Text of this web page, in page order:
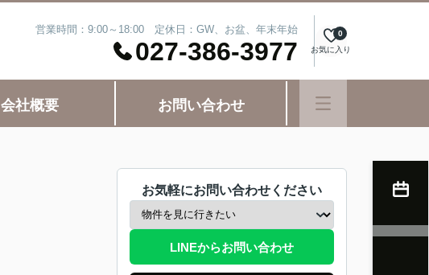
営業時間：9:00～18:00 定休日：GW、お盆、年末年始
027-386-3977 お気に入り
0
会社概要 お問い合わせ
お気軽にお問い合わせください
LINEからお問い合わせ